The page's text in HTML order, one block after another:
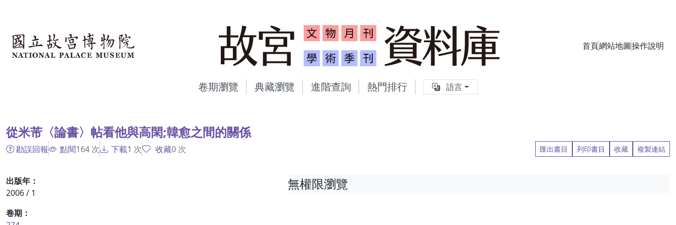
故宮文物月刊、故宮學術季刊資料庫
首頁網站地圖操作說明
卷期瀏覽 典藏瀏覽 進階查詢 熱門排行 語言
從米芾〈論書〉帖看他與高閑;韓愈之間的關係
勘誤回報 點閱164 次 下載1 次 收藏0 次 匯出書目 列印書目 收藏 複製連結
出版年：
2006 / 1
卷期：
無權限瀏覽